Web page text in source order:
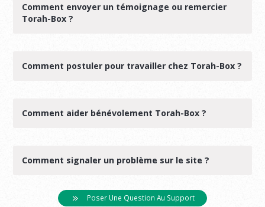
Comment envoyer un témoignage ou remercier
Torah-Box ?
Comment postuler pour travailler chez Torah-Box ?
Comment aider bénévolement Torah-Box ?
Comment signaler un problème sur le site ?
Poser Une Question Au Support